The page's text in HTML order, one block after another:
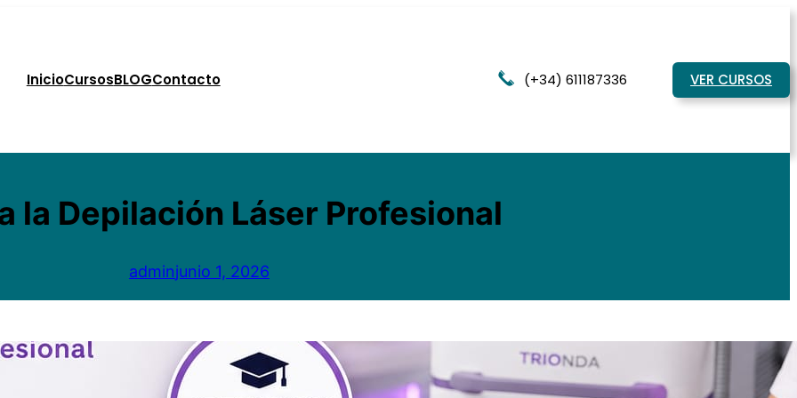
InicioCursosBLOGContacto (+34) 611187336 VER CURSOS
la Depilación Láser Profesional
adminjunio 1, 2026